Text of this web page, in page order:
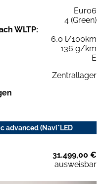
Euro6
4 (Green)
WLTP:
6,0 l/100km
136 g/km
E
Zentrallager
advanced (Navi*LED
31.499,00 €
ausweisbar